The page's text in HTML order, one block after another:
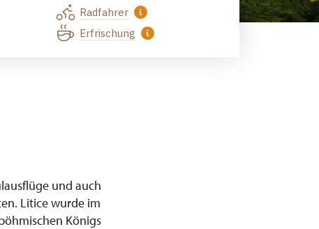
Radfahrer
Erfrischung
und auch
Litice wurde im
Königs